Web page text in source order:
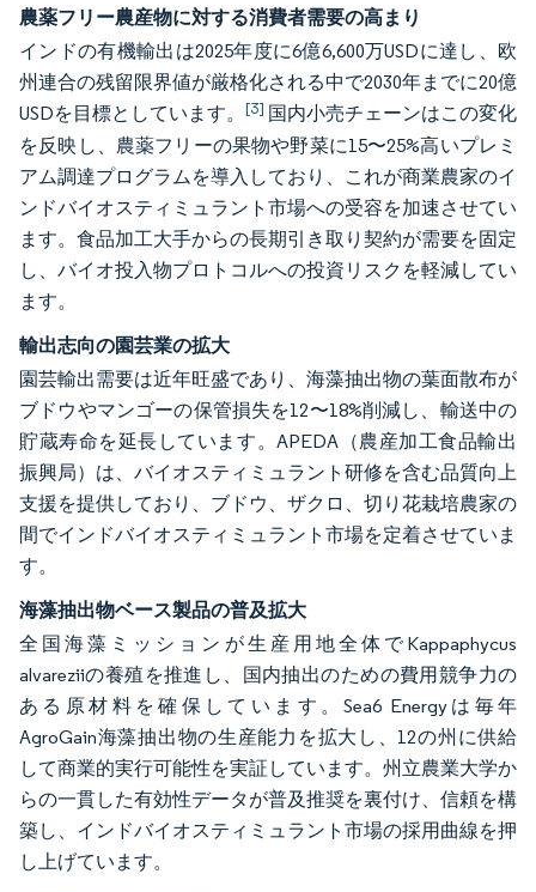
農薬フリー農産物に対する消費者需要の高まり
インドの有機輸出は2025年度に6億6,600万USDに達し、欧
州連合の残留限界値が厳格化される中で2030年までに20億
USDを目標としています。 [3] 国内小売チェーンはこの変化
を反映し、農薬フリーの果物や野菜に15〜25%高いプレミ
アム調達プログラムを導入しており、これが商業農家のイ
ンドバイオスティミュラント市場への受容を加速させてい
ます。食品加工大手からの長期引き取り契約が需要を固定
し、バイオ投入物プロトコルへの投資リスクを軽減してい
ます。
輸出志向の園芸業の拡大
園芸輸出需要は近年旺盛であり、海藻抽出物の葉面散布が
ブドウやマンゴーの保管損失を12〜18%削減し、輸送中の
貯蔵寿命を延長しています。APEDA（農産加工食品輸出
振興局）は、バイオスティミュラント研修を含む品質向上
支援を提供しており、ブドウ、ザクロ、切り花栽培農家の
間でインドバイオスティミュラント市場を定着させていま
す。
海藻抽出物ベース製品の普及拡大
全国海藻ミッションが生産用地全体でKappaphycus
alvareziiの養殖を推進し、国内抽出のための費用競争力の
ある原材料を確保しています。Sea6 Energyは毎年
AgroGain海藻抽出物の生産能力を拡大し、12の州に供給
して商業的実行可能性を実証しています。州立農業大学か
らの一貫した有効性データが普及推奨を裏付け、信頼を構
築し、インドバイオスティミュラント市場の採用曲線を押
し上げています。